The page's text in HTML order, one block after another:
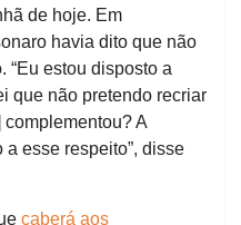
de hoje. Em
havia dito que não
“Eu estou disposto a
que não pretendo recriar
complementou? A
esse respeito”, disse
caberá aos